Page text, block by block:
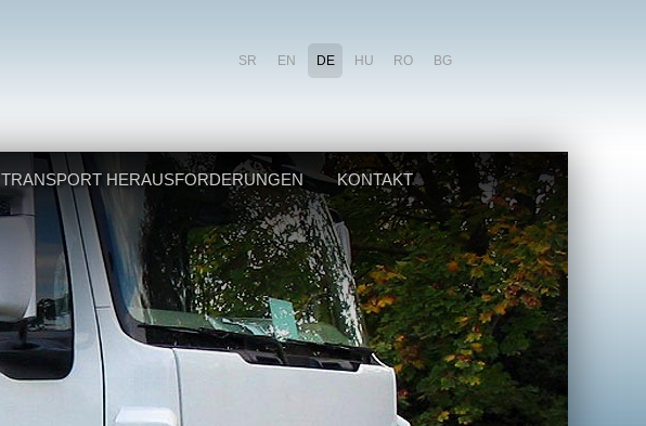
SR EN DE HU RO BG
TRANSPORT HERAUSFORDERUNGEN KONTAKT